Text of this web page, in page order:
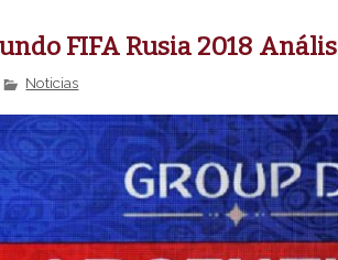
FIFA Rusia 2018
Noticias